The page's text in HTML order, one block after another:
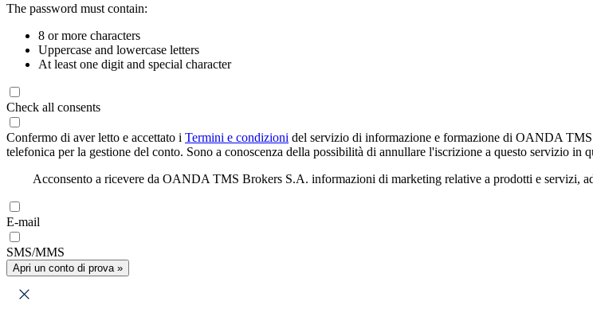
The password must contain:
8 or more characters
Uppercase and lowercase letters
At least one digit and special character
Check all consents
Confermo di aver letto e accettato i Termini e condizioni del servizio di informazione e formazione di OANDA TMS
telefonica per la gestione del conto. Sono a conoscenza della possibilità di annullare l'iscrizione a questo servizio in
Acconsento a ricevere da OANDA TMS Brokers S.A. informazioni di marketing relative a prodotti e servizi,
E-mail
SMS/MMS
Apri un conto di prova »